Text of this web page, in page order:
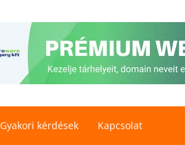
Gyakori kérdések Kapcsolat